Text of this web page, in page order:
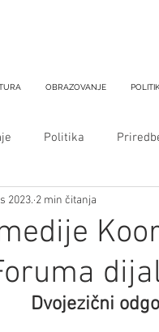
OBRAZOVANJE
Politika
2023. 2 min čitanja
Dvojezični